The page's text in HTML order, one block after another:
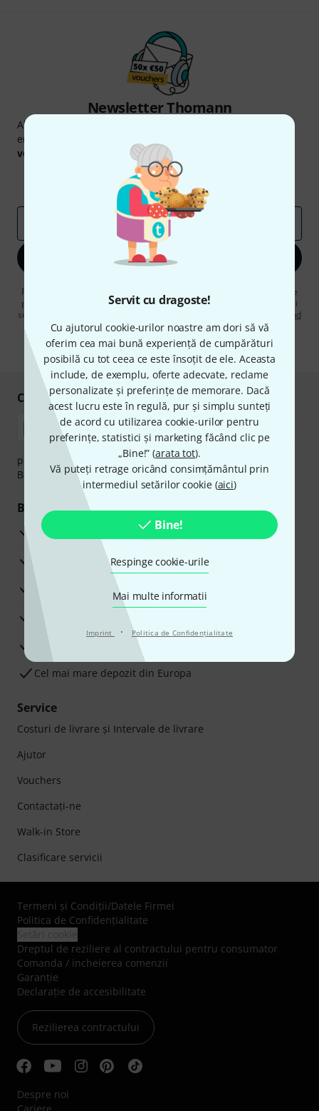
Servit cu dragoste!
Cu ajutorul cookie-urilor noastre am dori să vă
oferim cea mai bună experiență de cumpărături
posibilă cu tot ceea ce este însoțit de ele. Aceasta
include, de exemplu, oferte adecvate, reclame
personalizate și preferințe de memorare. Dacă
acest lucru este în regulă, pur și simplu sunteți
de acord cu utilizarea cookie-urilor pentru
preferințe, statistici și marketing făcând clic pe
„Bine!” (arata tot).
Vă puteți retrage oricând consimțământul prin
intermediul setărilor cookie (aici)
Bine!
Respinge cookie-urile
Mai multe informatii
Imprint · Politica de Confidenţialitate
Newsletter Thomann
Abonați-vă la buletinul informativ Thomann în limba
engleză și, cu puțin noroc, puteți câștiga unul dintre
voucherele
în valoare de
fiecare!
Contribuții inspiraționale
Perspectivele Thomann
Înscrie-te acum
Făcând clic pe „Înscrie-te acum”, sunteți de acord să primiți publicitate
prin e-mail. Vă puteți dezabona în orice moment. Puteți găsi informații
suplimentare despre buletinul informativ în
regulamentul nostru privind
protecția datelor.
* Necesar
Cumpărați și plătiți în siguranță
plata se poate efectua în siguranță cu Ramburs, Transfer
Bancar sau Card de credit.
Beneficiile tale
3 Ani Garanție Thomann
Garanţia returnării banilor în 30 de zile
Sfaturi de la experții noștri
Cel mai mare depozit din Europa
Service
Costuri de livrare şi Intervale de livrare
Ajutor
Vouchers
Contactaţi-ne
Walk-in Store
Clasificare servicii
Termeni şi Condiţii/Datele Firmei
Politica de Confidenţialitate
Dreptul de reziliere al contractului pentru consumator
Comanda / incheierea comenzii
Garanție
Declarație de accesibilitate
Rezilierea contractului
Despre noi